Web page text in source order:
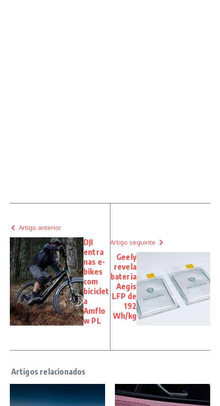
Artigo anterior
DJI
entra
nas e-
bikes
com
biciclet
a
Amflo
w PL
Artigo seguinte
Geely
revela
bateria
Aegis
LFP de
192
Wh/kg